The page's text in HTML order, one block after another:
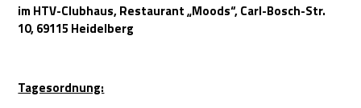
im HTV-Clubhaus, Restaurant „Moods“,Carl-Bosch-Str.
10, 69115 Heidelberg
Tagesordnung: